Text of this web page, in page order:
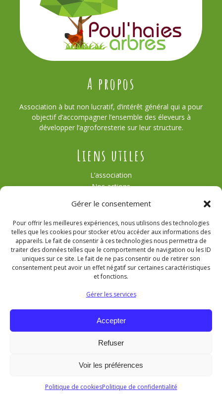
Gérer le consentement
Pour offrir les meilleures expériences, nous utilisons des technologies
telles que les cookies pour stocker et/ou accéder aux informations des
appareils. Le fait de consentir à ces technologies nous permettra de
traiter des données telles que le comportement de navigation ou les ID
uniques sur ce site. Le fait de ne pas consentir ou de retirer son
consentement peut avoir un effet négatif sur certaines caractéristiques
et fonctions.
Gérer les services
Accepter
Refuser
Voir les préférences
Politique de cookiesPolitique de confidentialité
A propos
Association à but non lucratif, d’intérêt général qui a pour
objectif d’accompagner l’ensemble des éleveurs à
développer l’agroforesterie sur leur structure.
Liens utiles
L’association
Nos actions
Actualités
Contact
Agroforesterie
Nous contacter
poulhaiesarbres@gmail.com
Retrouvez-nous sur LinkedIn
Mentions légales
Copyright © 2026|Poul Haies Arbres